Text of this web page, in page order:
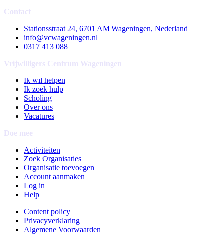
Contact
Stationsstraat 24, 6701 AM Wageningen, Nederland
info@vcwageningen.nl
0317 413 088
Vrijwilligers Centrum Wageningen
Ik wil helpen
Ik zoek hulp
Scholing
Over ons
Vacatures
Doe mee
Activiteiten
Zoek Organisaties
Organisatie toevoegen
Account aanmaken
Log in
Help
Content policy
Privacyverklaring
Algemene Voorwaarden